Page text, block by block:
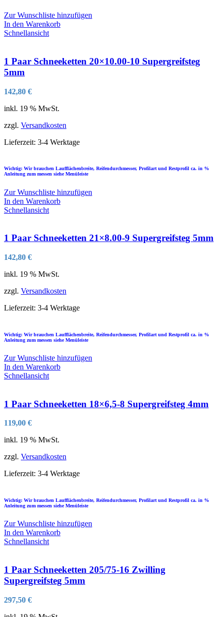
Zur Wunschliste hinzufügen
In den Warenkorb
Schnellansicht
1 Paar Schneeketten 20×10.00-10 Supergreifsteg
5mm
142,80 €
inkl. 19 % MwSt.
zzgl. Versandkosten
Lieferzeit: 3-4 Werktage
Wichtig: Wir brauchen Laufflächenbreite, Reifendurchmesser, Profilart und Restprofil ca. in %
Anleitung zum messen siehe Menüleiste
Zur Wunschliste hinzufügen
In den Warenkorb
Schnellansicht
1 Paar Schneeketten 21×8.00-9 Supergreifsteg 5mm
142,80 €
inkl. 19 % MwSt.
zzgl. Versandkosten
Lieferzeit: 3-4 Werktage
Wichtig: Wir brauchen Laufflächenbreite, Reifendurchmesser, Profilart und Restprofil ca. in %
Anleitung zum messen siehe Menüleiste
Zur Wunschliste hinzufügen
In den Warenkorb
Schnellansicht
1 Paar Schneeketten 18×6,5-8 Supergreifsteg 4mm
119,00 €
inkl. 19 % MwSt.
zzgl. Versandkosten
Lieferzeit: 3-4 Werktage
Wichtig: Wir brauchen Laufflächenbreite, Reifendurchmesser, Profilart und Restprofil ca. in %
Anleitung zum messen siehe Menüleiste
Zur Wunschliste hinzufügen
In den Warenkorb
Schnellansicht
1 Paar Schneeketten 205/75-16 Zwilling
Supergreifsteg 5mm
297,50 €